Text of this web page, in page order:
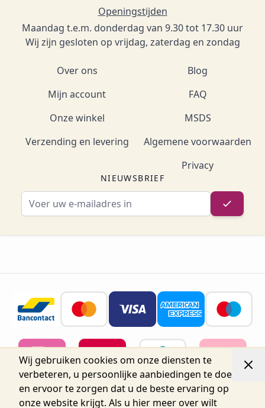
Wij gebruiken cookies om onze diensten te
verbeteren, u persoonlijke aanbiedingen te doen
en ervoor te zorgen dat u de beste ervaring op
onze website krijgt. Als u hier meer over wilt
Openingstijden
Maandag t.e.m. donderdag van 9.30 tot 17.30 uur
Wij zijn gesloten op vrijdag, zaterdag en zondag
Over ons
Mijn account
Onze winkel
Verzending en levering
Blog
FAQ
MSDS
Algemene voorwaarden
Privacy
NIEUWSBRIEF